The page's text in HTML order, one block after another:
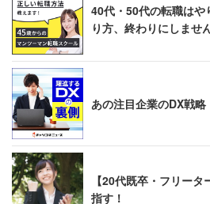
40代・50代の転職は
り方、終わりにしませ
あの注目企業のDX戦略
【20代既卒・フリー
指す！